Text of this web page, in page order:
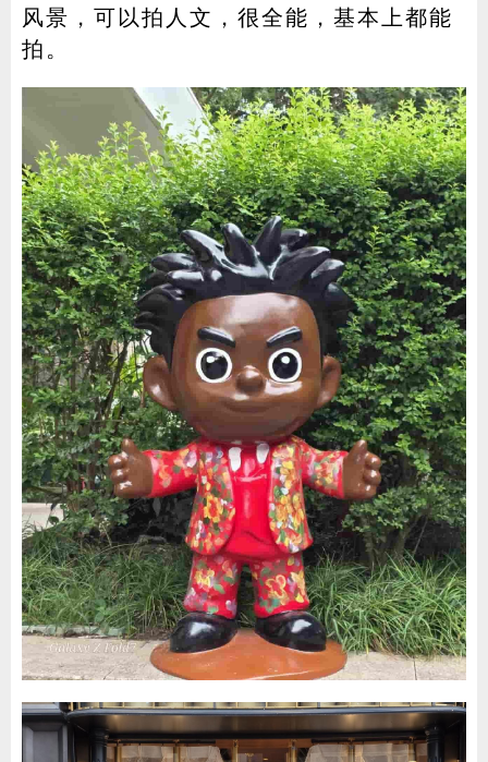
风景，可以拍人文，很全能，基本上都能
拍。